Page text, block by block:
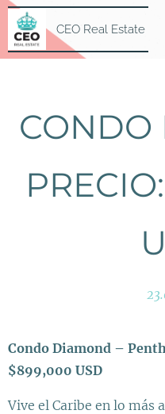
CEO Real Estate
Condo Diamond –
$899,000 USD
Vive el Caribe en lo más